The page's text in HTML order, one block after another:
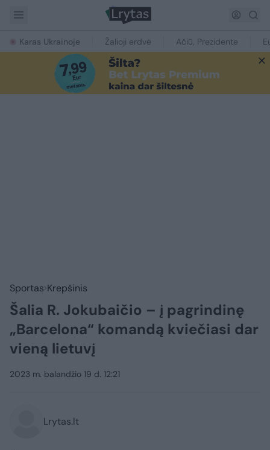
Karas Ukrainoje Žalioji erdvė Ačiū, Prezidente
Sportas Krepšinis
Šalia R. Jokubaičio – į pagrindinę
„Barcelona“ komandą kviečiasi dar
vieną lietuvį
2023 m. balandžio 19 d. 12:21
Lrytas.lt